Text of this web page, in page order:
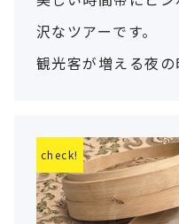
沢なツアーです。
観光客が増える夜